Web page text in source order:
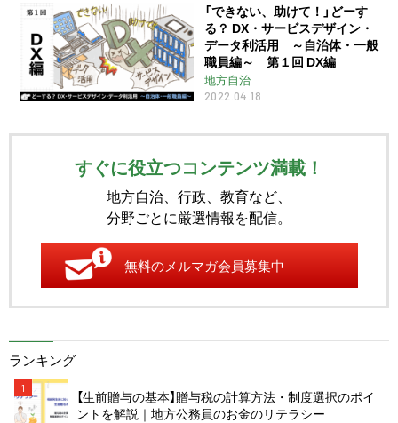
「できない、助けて！」どーす
る？ DX・サービスデザイン・
データ利活用 ～自治体・一般
職員編～ 第１回 DX編
地方自治
2022.04.18
すぐに役立つコンテンツ満載！
地方自治、行政、教育など、
分野ごとに厳選情報を配信。
無料のメルマガ会員募集中
ランキング
1
【生前贈与の基本】贈与税の計算方法・制度選択のポイ
ントを解説｜地方公務員のお金のリテラシー